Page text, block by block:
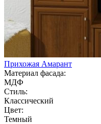
Прихожая Амарант
Материал фасада:
МДФ
Стиль:
Классический
Цвет:
Темный